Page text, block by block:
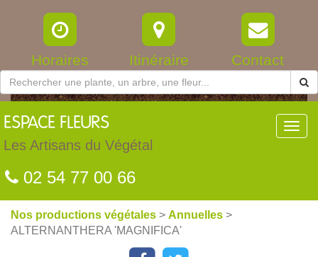
Horaires Itinéraire Contact
ESPACE FLEURS
Les Artisans du Végétal
02 54 77 00 66
Nos productions végétales > Annuelles >
ALTERNANTHERA 'MAGNIFICA'